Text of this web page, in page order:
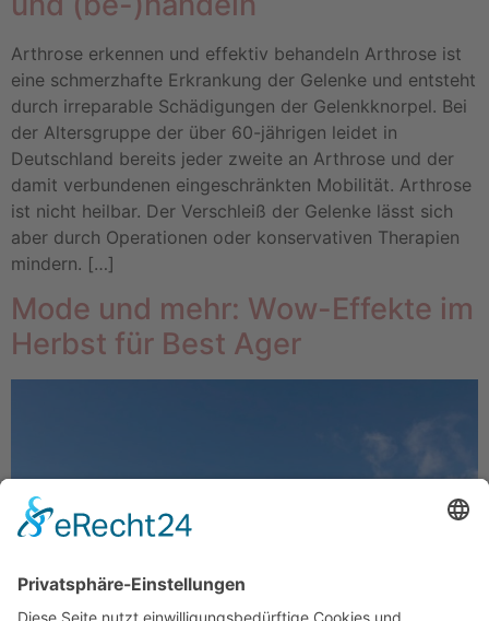
Arthrose erkennen und effektiv behandeln Arthrose ist
eine schmerzhafte Erkrankung der Gelenke und entsteht
durch irreparable Schädigungen der Gelenkknorpel. Bei
der Altersgruppe der über 60-jährigen leidet in
Deutschland bereits jeder zweite an Arthrose und der
damit verbundenen eingeschränkten Mobilität. Arthrose
ist nicht heilbar. Der Verschleiß der Gelenke lässt sich
aber durch Operationen oder konservativen Therapien
mindern. […]
Mode und mehr: Wow-Effekte im
Herbst für Best Ager